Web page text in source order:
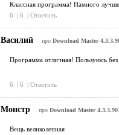
Классная программа! Намного
6
| 6 | Ответить
Василий про Download Master
Программа отличная! Пользуюсь без
6 | 6 | Ответить
Монстр про Download Master
Вещь великолепная